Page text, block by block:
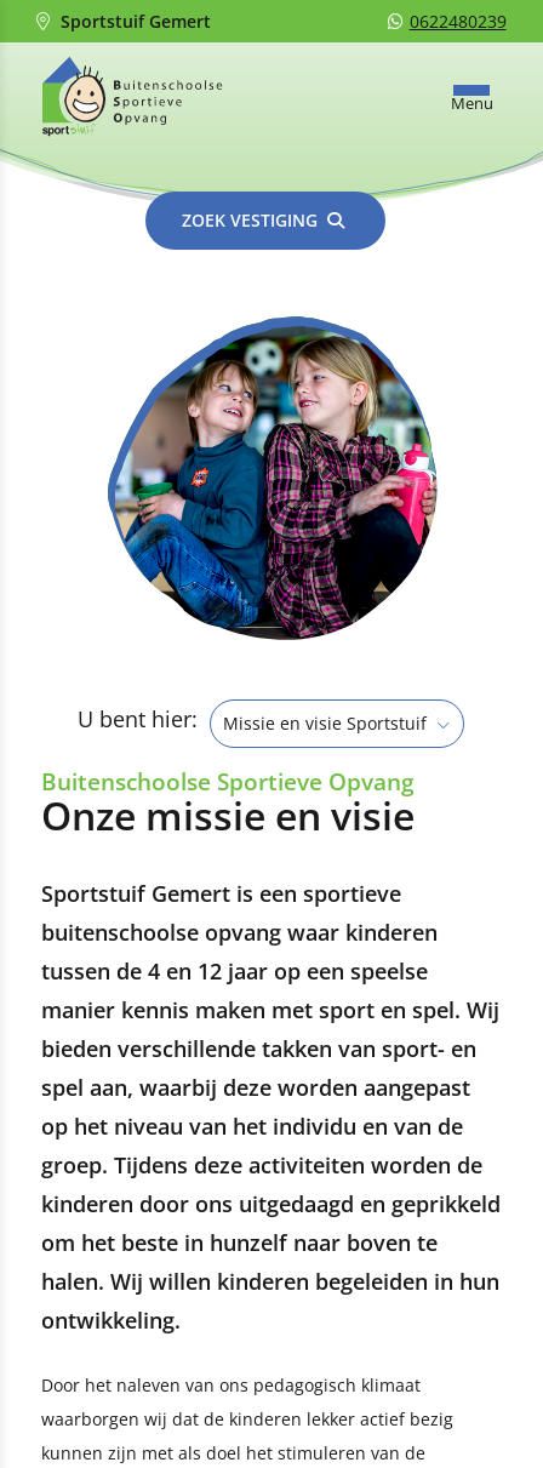
Sportstuif Gemert 0622480239
Menu
ZOEK VESTIGING
U bent hier: Missie en visie Sportstuif
Buitenschoolse Sportieve Opvang
Onze missie en visie
Sportstuif Gemert is een sportieve
buitenschoolse opvang waar kinderen
tussen de 4 en 12 jaar op een speelse
manier kennis maken met sport en spel. Wij
bieden verschillende takken van sport- en
spel aan, waarbij deze worden aangepast
op het niveau van het individu en van de
groep. Tijdens deze activiteiten worden de
kinderen door ons uitgedaagd en geprikkeld
om het beste in hunzelf naar boven te
halen. Wij willen kinderen begeleiden in hun
ontwikkeling.
Door het naleven van ons pedagogisch klimaat
waarborgen wij dat de kinderen lekker actief bezig
kunnen zijn met als doel het stimuleren van de